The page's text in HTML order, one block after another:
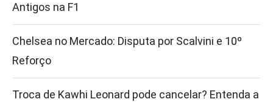
Antigos na F1
Chelsea no Mercado: Disputa por Scalvini e 10º
Reforço
Troca de Kawhi Leonard pode cancelar? Entenda a